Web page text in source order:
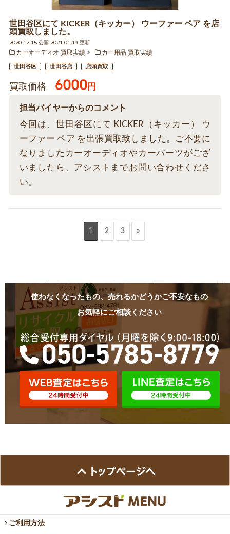
世田谷区にて KICKER（キッカー） ウーファー ペア を店
頭買取しました。
2020.12.15 公開 2021.01.19 更新
カーオーディオ 買取実績
カー用品 買取実績
世田谷区 世田谷店 店頭買取
買取価格 6000円
担当バイヤーからのコメント
今回は、世田谷区にて KICKER（キッカー） ウ
ーファー ペア を出張買取致しました。ご不要に
なりましたカーオーディオやカーパーツがござ
いましたら、アシストまでお問い合わせくださ
い。
1 2 3 »
使わなくなったもの、売れるかどうかご不安なもの
お気軽にご相談ください
ご利用方法